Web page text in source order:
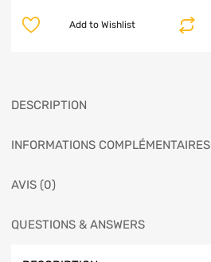
Add to Wishlist
DESCRIPTION
INFORMATIONS COMPLÉMENTAIRES
AVIS (0)
QUESTIONS & ANSWERS